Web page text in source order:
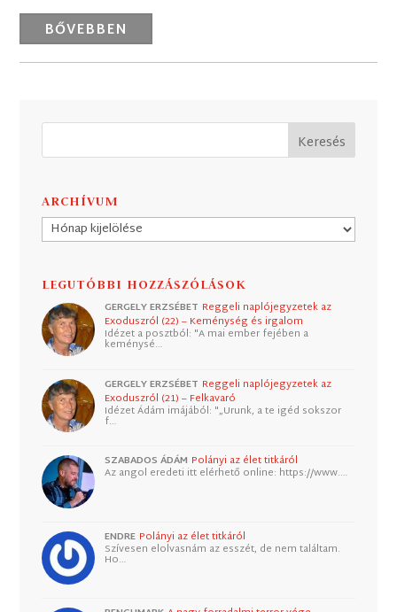
BŐVEBBEN
ARCHÍVUM
Archívum
LEGUTÓBBI HOZZÁSZÓLÁSOK
GERGELY ERZSÉBET Reggeli naplójegyzetek az
Exoduszról (22) – Keménység és irgalom
Idézet a posztból: "A mai ember fejében a
keménysé…
GERGELY ERZSÉBET Reggeli naplójegyzetek az
Exoduszról (21) – Felkavaró
Idézet Ádám imájából: "„Urunk, a te igéd sokszor
f…
SZABADOS ÁDÁM Polányi az élet titkáról
Az angol eredeti itt elérhető online: https://www.…
ENDRE Polányi az élet titkáról
Szívesen elolvasnám az esszét, de nem találtam.
Ho…